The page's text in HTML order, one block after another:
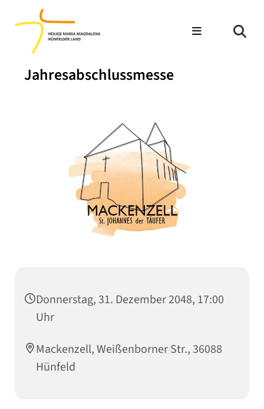
Jahresabschlussmesse
Donnerstag, 31. Dezember 2048, 17:00
Uhr
Mackenzell, Weißenborner Str., 36088
Hünfeld